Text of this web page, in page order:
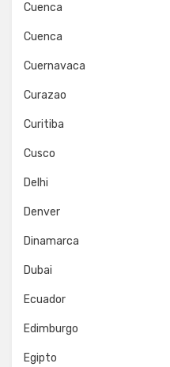
Cuenca
Cuenca
Cuernavaca
Curazao
Curitiba
Cusco
Delhi
Denver
Dinamarca
Dubai
Ecuador
Edimburgo
Egipto